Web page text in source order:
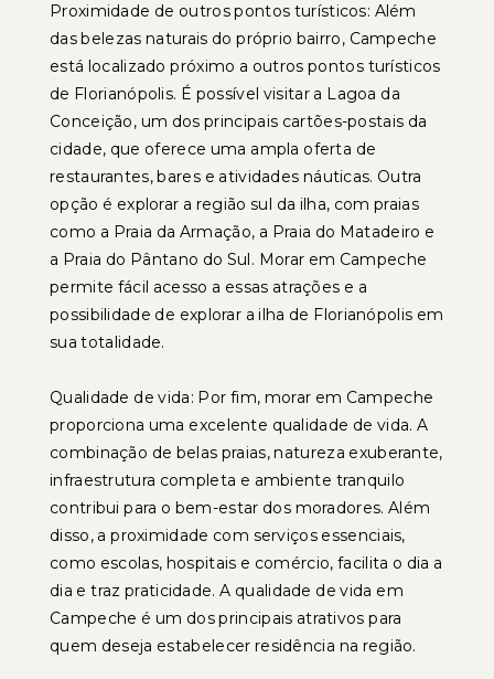
Proximidade de outros pontos turísticos: Além
das belezas naturais do próprio bairro, Campeche
está localizado próximo a outros pontos turísticos
de Florianópolis. É possível visitar a Lagoa da
Conceição, um dos principais cartões-postais da
cidade, que oferece uma ampla oferta de
restaurantes, bares e atividades náuticas. Outra
opção é explorar a região sul da ilha, com praias
como a Praia da Armação, a Praia do Matadeiro e
a Praia do Pântano do Sul. Morar em Campeche
permite fácil acesso a essas atrações e a
possibilidade de explorar a ilha de Florianópolis em
sua totalidade.
Qualidade de vida: Por fim, morar em Campeche
proporciona uma excelente qualidade de vida. A
combinação de belas praias, natureza exuberante,
infraestrutura completa e ambiente tranquilo
contribui para o bem-estar dos moradores. Além
disso, a proximidade com serviços essenciais,
como escolas, hospitais e comércio, facilita o dia a
dia e traz praticidade. A qualidade de vida em
Campeche é um dos principais atrativos para
quem deseja estabelecer residência na região.